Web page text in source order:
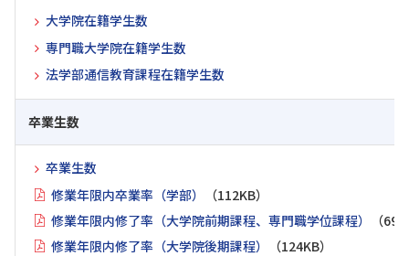
大学院在籍学生数
専門職大学院在籍学生数
法学部通信教育課程在籍学生数
卒業生数
卒業生数
修業年限内卒業率（学部）
（112KB）
修業年限内修了率（大学院前期課程、専門職学位課程）
（
修業年限内修了率（大学院後期課程）
（124KB）